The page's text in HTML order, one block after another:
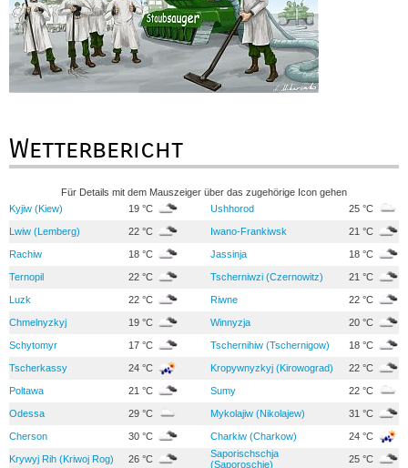
Wetterbericht
Für Details mit dem Mauszeiger über das zugehörige Icon gehen
Kyjiw (Kiew)
19 °C Ushhorod 25 °C
Lwiw (Lemberg) 22 °C Iwano-Frankiwsk 21 °C
Rachiw 18 °C Jassinja 18 °C
Ternopil 22 °C Tscherniwzi (Czernowitz) 21 °C
Luzk 22 °C Riwne 22 °C
Chmelnyzkyj 19 °C Winnyzja 20 °C
Schytomyr 17 °C Tschernihiw (Tschernigow) 18 °C
Tscherkassy 24 °C Kropywnyzkyj (Kirowograd) 22 °C
Poltawa 21 °C Sumy 22 °C
Odessa 29 °C Mykolajiw (Nikolajew) 31 °C
Cherson 30 °C Charkiw (Charkow) 24 °C
Krywyj Rih (Kriwoj Rog) 26 °C
Saporischschja
(Saporoschje)
25 °C